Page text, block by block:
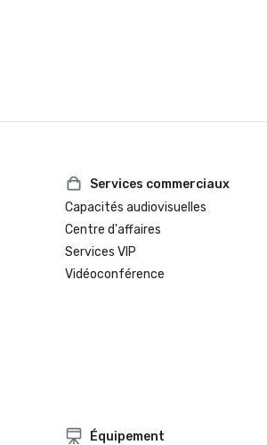
Services commerciaux
Capacités audiovisuelles
Centre d'affaires
Services VIP
Vidéoconférence
Équipement